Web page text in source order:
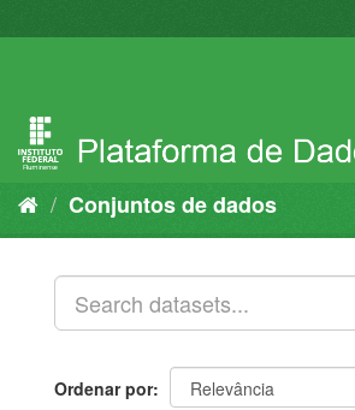
para
Conjuntos de dados
Ordenar por